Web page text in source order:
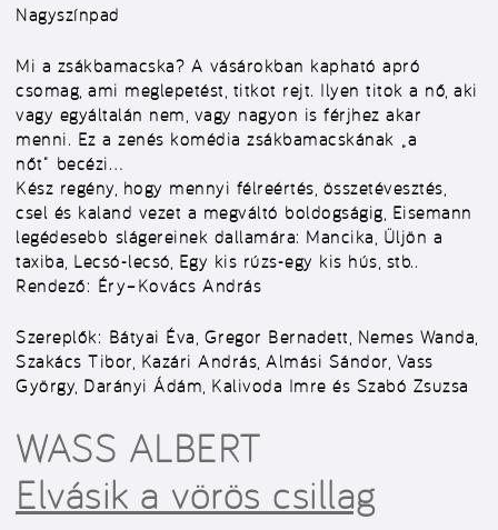
Nagyszínpad
Mi a zsákbamacska? A vásárokban kapható apró
csomag, ami meglepetést, titkot rejt. Ilyen titok a nő, aki
vagy egyáltalán nem, vagy nagyon is férjhez akar
menni. Ez a zenés komédia zsákbamacskának „a
nőt” becézi…
Kész regény, hogy mennyi félreértés, összetévesztés,
csel és kaland vezet a megváltó boldogságig, Eisemann
legédesebb slágereinek dallamára: Mancika, Üljön a
taxiba, Lecsó-lecsó, Egy kis rúzs-egy kis hús, stb..
Rendező: Éry–Kovács András
Szereplők: Bátyai Éva, Gregor Bernadett, Nemes Wanda,
Szakács Tibor, Kazári András, Almási Sándor, Vass
György, Darányi Ádám, Kalivoda Imre és Szabó Zsuzsa
WASS ALBERT
Elvásik a vörös csillag